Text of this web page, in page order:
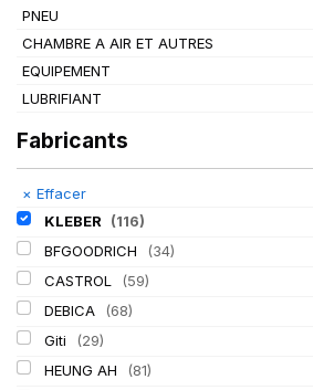
PNEU
CHAMBRE A AIR ET AUTRES
EQUIPEMENT
LUBRIFIANT
Fabricants
× Effacer
KLEBER
(116)
BFGOODRICH
(34)
CASTROL
(59)
DEBICA
(68)
Giti
(29)
HEUNG AH
(81)